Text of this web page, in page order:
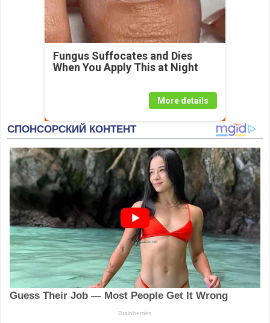
Fungus Suffocates and Dies
When You Apply This at Night
More details